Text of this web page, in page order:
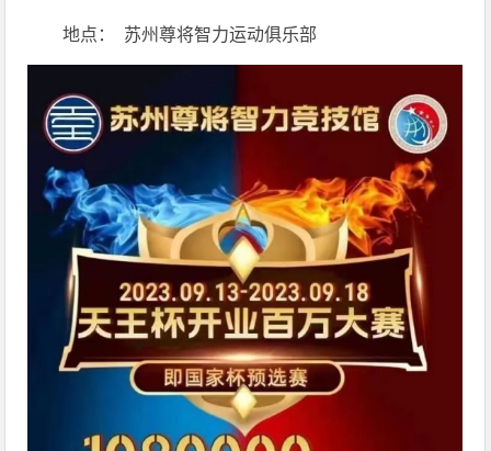
地点： 苏州尊将智力运动俱乐部